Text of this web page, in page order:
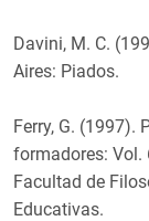
Davini, M. C.
Aires: Piados.
Ferry, G. (1997).
formadores: Vol.
Facultad de
Educativas.